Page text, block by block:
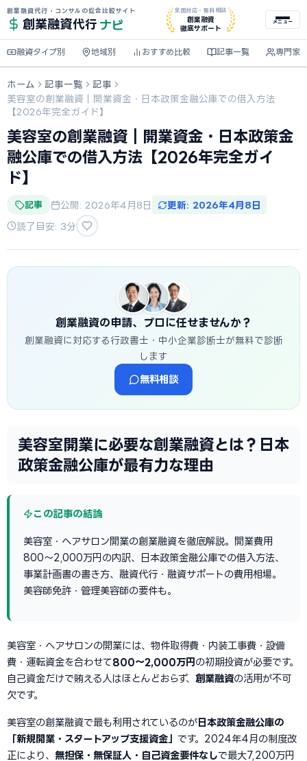
創業融資代行・コンサルの総合比較サイト
創業融資代行 ナビ
全国対応・無料相談
創業融資
徹底サポート
メニュー
融資タイプ別 地域別 おすすめ比較 記事一覧 専門家
ホーム 記事一覧
記事
美容室の創業融資｜開業資金・日本政策金融公庫での借入方法
【2026年完全ガイド】
美容室の創業融資｜開業資金・日本政策金
融公庫での借入方法【2026年完全ガイ
ド】
記事 公開: 2026年4月8日 更新: 2026年4月8日
読了目安: 3分
創業融資の申請、プロに任せませんか？
創業融資に対応する行政書士・中小企業診断士が無料で診断
します
無料相談
美容室開業に必要な創業融資とは？日本
政策金融公庫が最有力な理由
この記事の結論
美容室・ヘアサロン開業の創業融資を徹底解説。開業費用
800〜2,000万円の内訳、日本政策金融公庫での借入方法、
事業計画書の書き方、融資代行・融資サポートの費用相場。
美容師免許・管理美容師の要件も。
美容室・ヘアサロンの開業には、物件取得費・内装工事費・設備
費・運転資金を合わせて800〜2,000万円 の初期投資が必要です。
自己資金だけで賄える人はほとんどおらず、 創業融資の活用が不可
欠です。
美容室の創業融資で最も利用されているのが日本政策金融公庫の
「新規開業・スタートアップ支援資金」 です。2024年4月の制度改
正により、 無担保・無保証人・自己資金要件なしで最大7,200万円